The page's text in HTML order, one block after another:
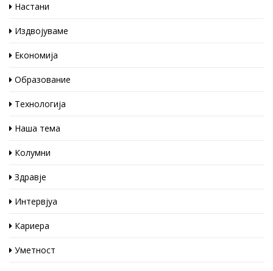
Настани
Издвојуваме
Економија
Образование
Технологија
Наша тема
Колумни
Здравје
Интервјуа
Кариера
Уметност